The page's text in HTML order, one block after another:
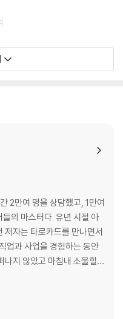
다
다
다
2만여 명을 상담했고, 1만여
의 마스터다. 유년 시절 아
저자는 타로카드를 만나면서
업과 사업을 경험하는 동안
나지 않았고 마침내 소울힐러
유튜브
수십만 명의 구독자들과 소